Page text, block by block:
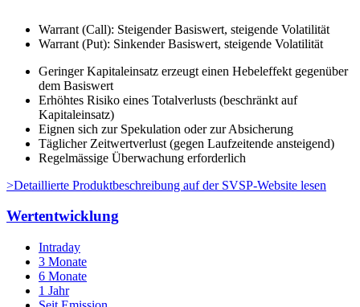
Warrant (Call): Steigender Basiswert, steigende Volatilität
Warrant (Put): Sinkender Basiswert, steigende Volatilität
Geringer Kapitaleinsatz erzeugt einen Hebeleffekt gegenüber
dem Basiswert
Erhöhtes Risiko eines Totalverlusts (beschränkt auf
Kapitaleinsatz)
Eignen sich zur Spekulation oder zur Absicherung
Täglicher Zeitwertverlust (gegen Laufzeitende ansteigend)
Regelmässige Überwachung erforderlich
>Detaillierte Produktbeschreibung auf der SVSP-Website lesen
Wertentwicklung
Intraday
3 Monate
6 Monate
1 Jahr